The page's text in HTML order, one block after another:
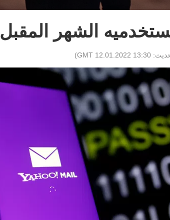
الشهر المقبل
13:30 GMT 12.01.2022
)